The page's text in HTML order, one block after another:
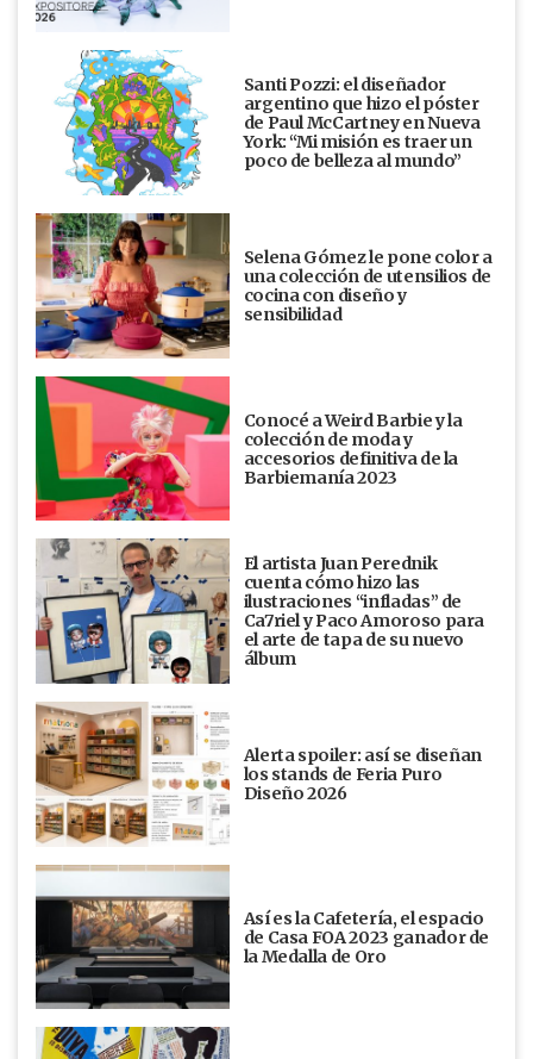
Santi Pozzi: el diseñador
argentino que hizo el póster
de Paul McCartney en Nueva
York: “Mi misión es traer un
poco de belleza al mundo”
Selena Gómez le pone color a
una colección de utensilios de
cocina con diseño y
sensibilidad
Conocé a Weird Barbie y la
colección de moda y
accesorios definitiva de la
Barbiemanía 2023
El artista Juan Perednik
cuenta cómo hizo las
ilustraciones “infladas” de
Ca7riel y Paco Amoroso para
el arte de tapa de su nuevo
álbum
Alerta spoiler: así se diseñan
los stands de Feria Puro
Diseño 2026
Así es la Cafetería, el espacio
de Casa FOA 2023 ganador de
la Medalla de Oro